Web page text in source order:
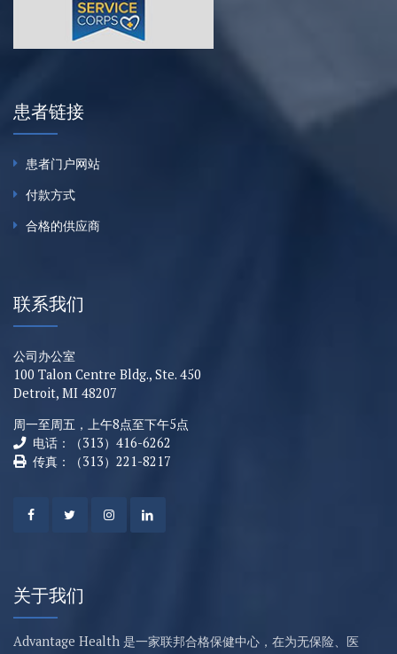
患者链接
患者门户网站
付款方式
合格的供应商
联系我们
公司办公室
100 Talon Centre Bldg., Ste. 450
Detroit, MI 48207
周一至周五，上午8点至下午5点
电话：（313）416-6262
传真：（313）221-8217
关于我们
Advantage Health 是一家联邦合格保健中心，在为无保险、医